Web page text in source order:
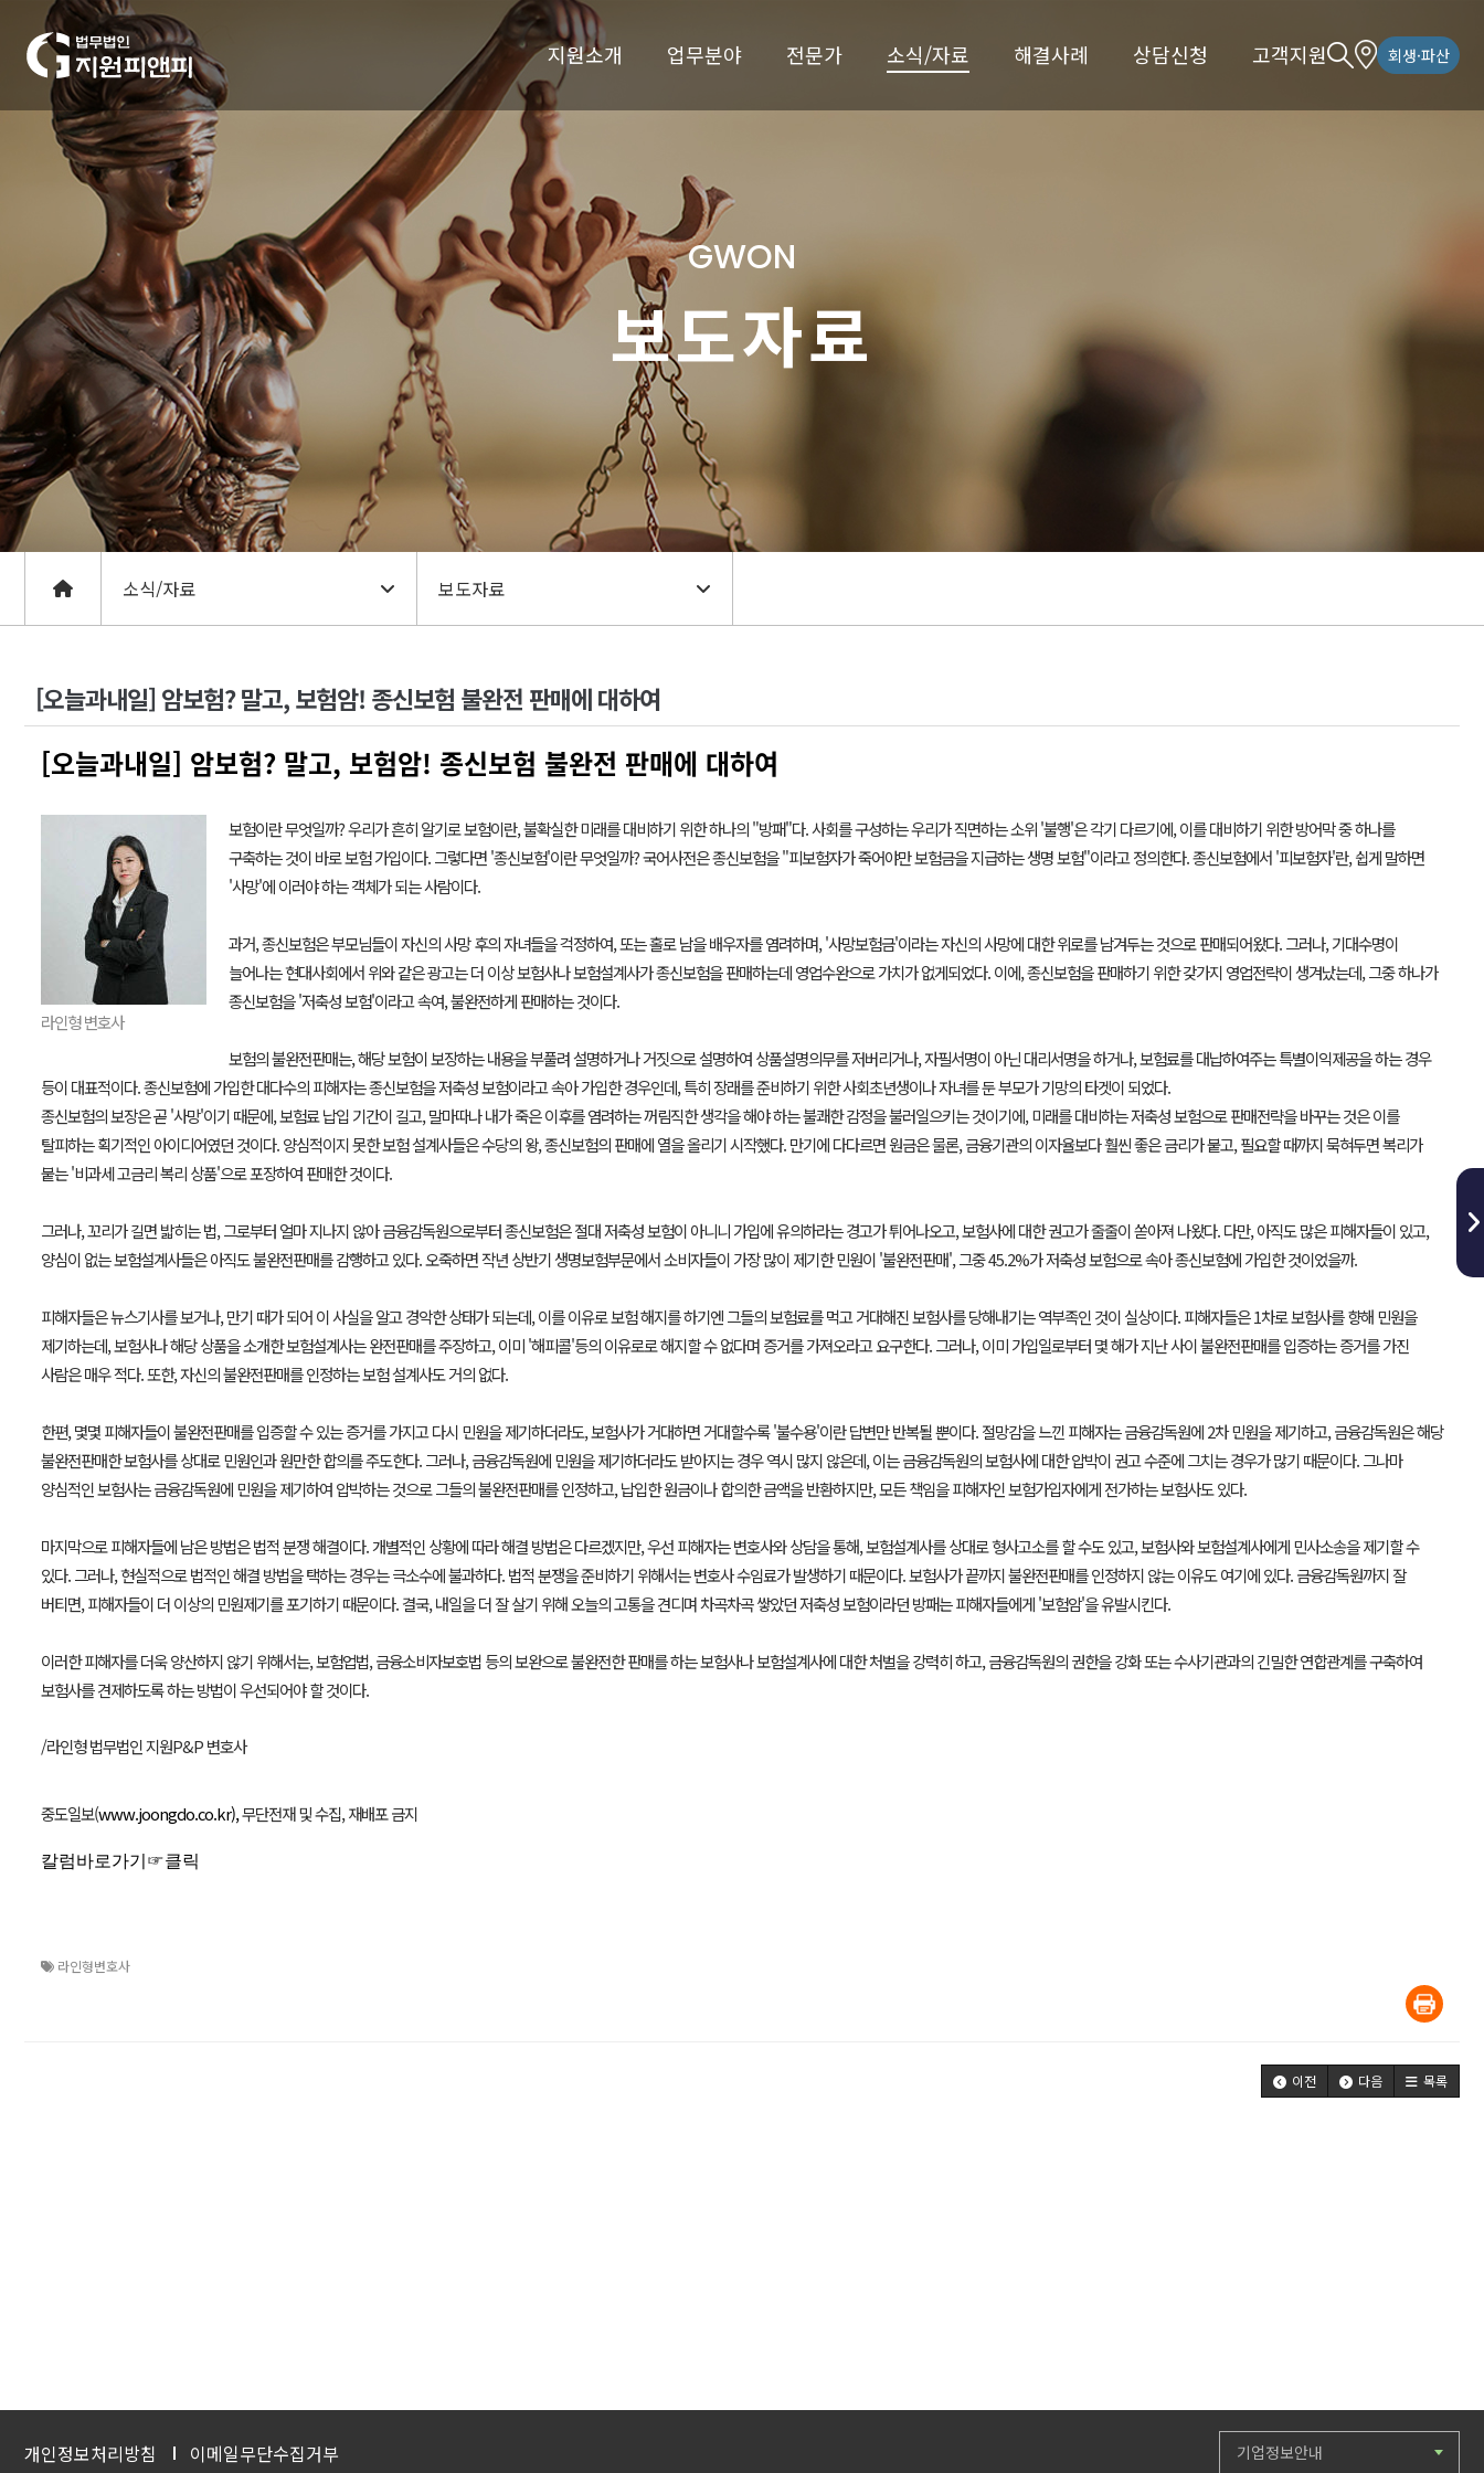
지원소개 업무분야 전문가 소식/자료 해결사례 상담신청 고객지원 회생·파산
GWON
보도자료
[오늘과내일] 암보험? 말고, 보험암! 종신보험 불완전 판매에 대하여
[오늘과내일] 암보험? 말고, 보험암! 종신보험 불완전 판매에 대하여
라인형 변호사
보험이란 무엇일까? 우리가 흔히 알기로 보험이란, 불확실한 미래를 대비하기 위한 하나의 "방패"다. 사회를 구성하는 우리가 직면하는 소위 '불행'은 각기 다르기에, 이를 대비하기 위한 방어막 중 하나를
구축하는 것이 바로 보험 가입이다. 그렇다면 '종신보험'이란 무엇일까? 국어사전은 종신보험을 "피보험자가 죽어야만 보험금을 지급하는 생명 보험"이라고 정의한다. 종신보험에서 '피보험자'란, 쉽게 말하면
'사망'에 이러야 하는 객체가 되는 사람이다.
과거, 종신보험은 부모님들이 자신의 사망 후의 자녀들을 걱정하여, 또는 홀로 남을 배우자를 염려하며, '사망보험금'이라는 자신의 사망에 대한 위로를 남겨두는 것으로 판매되어왔다. 그러나, 기대수명이
늘어나는 현대사회에서 위와 같은 광고는 더 이상 보험사나 보험설계사가 종신보험을 판매하는데 영업수완으로 가치가 없게되었다. 이에, 종신보험을 판매하기 위한 갖가지 영업전략이 생겨났는데, 그중 하나가
종신보험을 '저축성 보험'이라고 속여, 불완전하게 판매하는 것이다.
보험의 불완전판매는, 해당 보험이 보장하는 내용을 부풀려 설명하거나 거짓으로 설명하여 상품설명의무를 저버리거나, 자필서명이 아닌 대리서명을 하거나, 보험료를 대납하여주는 특별이익제공을 하는 경우
등이 대표적이다. 종신보험에 가입한 대다수의 피해자는 종신보험을 저축성 보험이라고 속아 가입한 경우인데, 특히 장래를 준비하기 위한 사회초년생이나 자녀를 둔 부모가 기망의 타겟이 되었다.
종신보험의 보장은 곧 '사망'이기 때문에, 보험료 납입 기간이 길고, 말마따나 내가 죽은 이후를 염려하는 꺼림직한 생각을 해야 하는 불쾌한 감정을 불러일으키는 것이기에, 미래를 대비하는 저축성 보험으로 판매전략을 바꾸는 것은 이를
탈피하는 획기적인 아이디어였던 것이다. 양심적이지 못한 보험 설계사들은 수당의 왕, 종신보험의 판매에 열을 올리기 시작했다. 만기에 다다르면 원금은 물론, 금융기관의 이자율보다 훨씬 좋은 금리가 붙고, 필요할 때까지 묵혀두면 복리가
붙는 '비과세 고금리 복리 상품'으로 포장하여 판매한 것이다.
그러나, 꼬리가 길면 밟히는 법, 그로부터 얼마 지나지 않아 금융감독원으로부터 종신보험은 절대 저축성 보험이 아니니 가입에 유의하라는 경고가 튀어나오고, 보험사에 대한 권고가 줄줄이 쏟아져 나왔다. 다만, 아직도 많은 피해자들이 있고,
양심이 없는 보험설계사들은 아직도 불완전판매를 감행하고 있다. 오죽하면 작년 상반기 생명보험부문에서 소비자들이 가장 많이 제기한 민원이 '불완전판매', 그중 45.2%가 저축성 보험으로 속아 종신보험에 가입한 것이었을까.
피해자들은 뉴스기사를 보거나, 만기 때가 되어 이 사실을 알고 경악한 상태가 되는데, 이를 이유로 보험 해지를 하기엔 그들의 보험료를 먹고 거대해진 보험사를 당해내기는 역부족인 것이 실상이다. 피해자들은 1차로 보험사를 향해 민원을
제기하는데, 보험사나 해당 상품을 소개한 보험설계사는 완전판매를 주장하고, 이미 '해피콜'등의 이유로로 해지할 수 없다며 증거를 가져오라고 요구한다. 그러나, 이미 가입일로부터 몇 해가 지난 사이 불완전판매를 입증하는 증거를 가진
사람은 매우 적다. 또한, 자신의 불완전판매를 인정하는 보험 설계사도 거의 없다.
한편, 몇몇 피해자들이 불완전판매를 입증할 수 있는 증거를 가지고 다시 민원을 제기하더라도, 보험사가 거대하면 거대할수록 '불수용'이란 답변만 반복될 뿐이다. 절망감을 느낀 피해자는 금융감독원에 2차 민원을 제기하고, 금융감독원은 해당
불완전판매한 보험사를 상대로 민원인과 원만한 합의를 주도한다. 그러나, 금융감독원에 민원을 제기하더라도 받아지는 경우 역시 많지 않은데, 이는 금융감독원의 보험사에 대한 압박이 권고 수준에 그치는 경우가 많기 때문이다. 그나마
양심적인 보험사는 금융감독원에 민원을 제기하여 압박하는 것으로 그들의 불완전판매를 인정하고, 납입한 원금이나 합의한 금액을 반환하지만, 모든 책임을 피해자인 보험가입자에게 전가하는 보험사도 있다.
마지막으로 피해자들에 남은 방법은 법적 분쟁 해결이다. 개별적인 상황에 따라 해결 방법은 다르겠지만, 우선 피해자는 변호사와 상담을 통해, 보험설계사를 상대로 형사고소를 할 수도 있고, 보험사와 보험설계사에게 민사소송을 제기할 수
있다. 그러나, 현실적으로 법적인 해결 방법을 택하는 경우는 극소수에 불과하다. 법적 분쟁을 준비하기 위해서는 변호사 수임료가 발생하기 때문이다. 보험사가 끝까지 불완전판매를 인정하지 않는 이유도 여기에 있다. 금융감독원까지 잘
버티면, 피해자들이 더 이상의 민원제기를 포기하기 때문이다. 결국, 내일을 더 잘 살기 위해 오늘의 고통을 견디며 차곡차곡 쌓았던 저축성 보험이라던 방패는 피해자들에게 '보험암'을 유발시킨다.
이러한 피해자를 더욱 양산하지 않기 위해서는, 보험업법, 금융소비자보호법 등의 보완으로 불완전한 판매를 하는 보험사나 보험설계사에 대한 처벌을 강력히 하고, 금융감독원의 권한을 강화 또는 수사기관과의 긴밀한 연합관계를 구축하여
보험사를 견제하도록 하는 방법이 우선되어야 할 것이다.
/라인형 법무법인 지원P&P 변호사
중도일보(www.joongdo.co.kr),무단전재 및 수집, 재배포 금지
칼럼바로가기☞클릭
라인형변호사
이전 다음 목록
개인정보처리방침 이메일무단수집거부